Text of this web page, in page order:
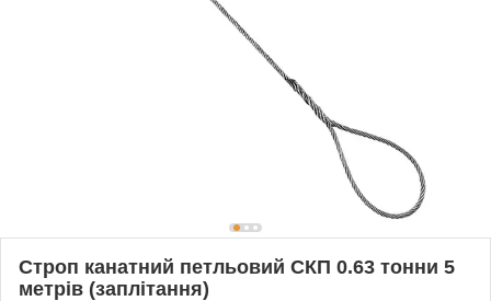
Строп канатний петльовий СКП 0.63 тонни 5
метрів (заплітання)